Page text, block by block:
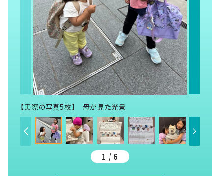
【実際の写真5枚】 母が見た光景
1 / 6